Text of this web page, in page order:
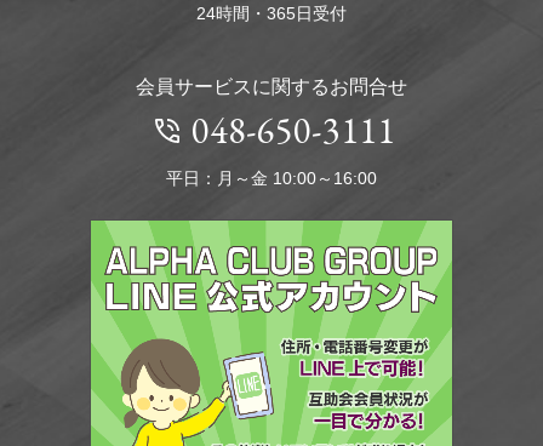
24時間・365日受付
会員サービスに関するお問合せ
048-650-3111
平日：月～金 10:00～16:00